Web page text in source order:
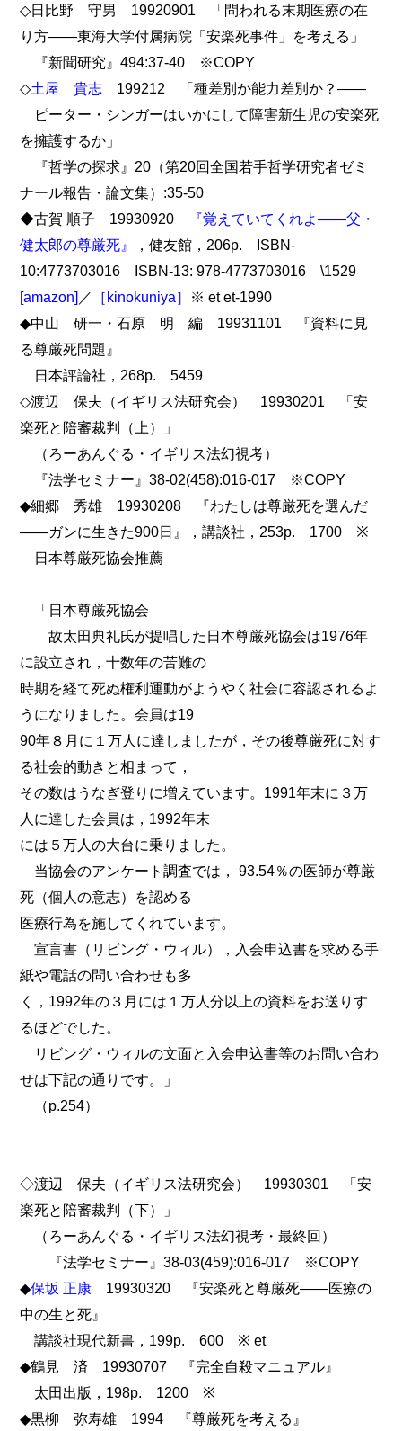
◇日比野 守男 19920901 「問われる末期医療の在
り方――東海大学付属病院「安楽死事件」を考える」
『新聞研究』494:37-40 ※COPY
◇土屋 貴志 199212 「種差別か能力差別か？――
ピーター・シンガーはいかにして障害新生児の安楽死
を擁護するか」
『哲学の探求』20（第20回全国若手哲学研究者ゼミ
ナール報告・論文集）:35-50
◆古賀 順子 19930920
『覚えていてくれよ――父・
健太郎の尊厳死』
，健友館，206p. ISBN-
10:4773703016 ISBN-13: 978-4773703016 \1529
[amazon]／ ［kinokuniya］ ※ et et-1990
◆中山 研一・石原 明 編 19931101 『資料に見
る尊厳死問題』
日本評論社，268p. 5459
◇渡辺 保夫（イギリス法研究会） 19930201 「安
楽死と陪審裁判（上）」
（ろーあんぐる・イギリス法幻視考）
『法学セミナー』38-02(458):016-017 ※COPY
◆細郷 秀雄 19930208 『わたしは尊厳死を選んだ
――ガンに生きた900日』，講談社，253p. 1700 ※
日本尊厳死協会推薦
「日本尊厳死協会
故太田典礼氏が提唱した日本尊厳死協会は1976年
に設立され，十数年の苦難の
時期を経て死ぬ権利運動がようやく社会に容認されるよ
うになりました。会員は19
90年８月に１万人に達しましたが，その後尊厳死に対す
る社会的動きと相まって，
その数はうなぎ登りに増えています。1991年末に３万
人に達した会員は，1992年末
には５万人の大台に乗りました。
当協会のアンケート調査では， 93.54％の医師が尊厳
死（個人の意志）を認める
医療行為を施してくれています。
宣言書（リビング・ウィル），入会申込書を求める手
紙や電話の問い合わせも多
く，1992年の３月には１万人分以上の資料をお送りす
るほどでした。
リビング・ウィルの文面と入会申込書等のお問い合わ
せは下記の通りです。」
（p.254）
◇渡辺 保夫（イギリス法研究会） 19930301 「安
楽死と陪審裁判（下）」
（ろーあんぐる・イギリス法幻視考・最終回）
『法学セミナー』38-03(459):016-017 ※COPY
◆保坂 正康 19930320 『安楽死と尊厳死――医療の
中の生と死』
講談社現代新書，199p. 600 ※ et
◆鶴見 済 19930707 『完全自殺マニュアル』
太田出版，198p. 1200 ※
◆黒柳 弥寿雄 1994 『尊厳死を考える』